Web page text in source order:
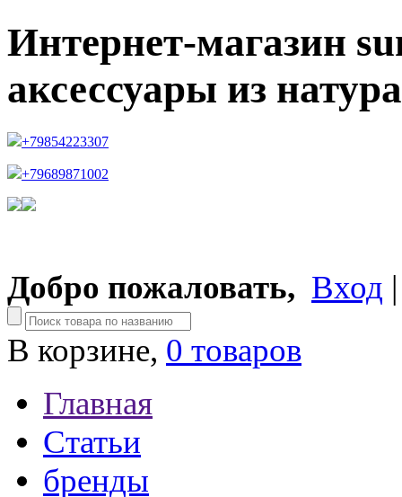
Интернет-магазин
аксессуары из
+79854223307
+79689871002
Добро пожаловать, Вход
В корзине, 0 товаров
Главная
Статьи
бренды